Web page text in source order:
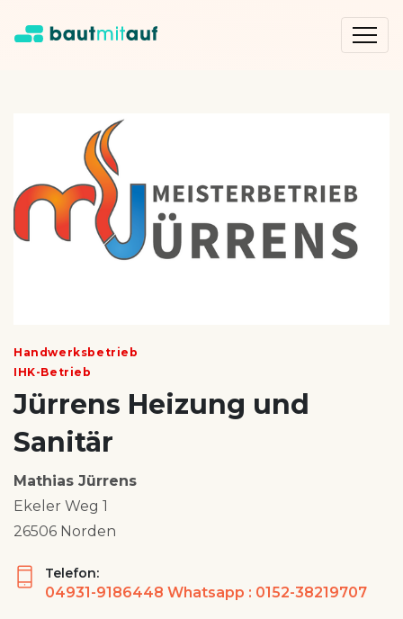
Handwerksbetrieb
IHK-Betrieb
Jürrens Heizung und
Sanitär
Mathias Jürrens
Ekeler Weg 1
26506 Norden
Telefon:
04931-9186448 Whatsapp : 0152-38219707